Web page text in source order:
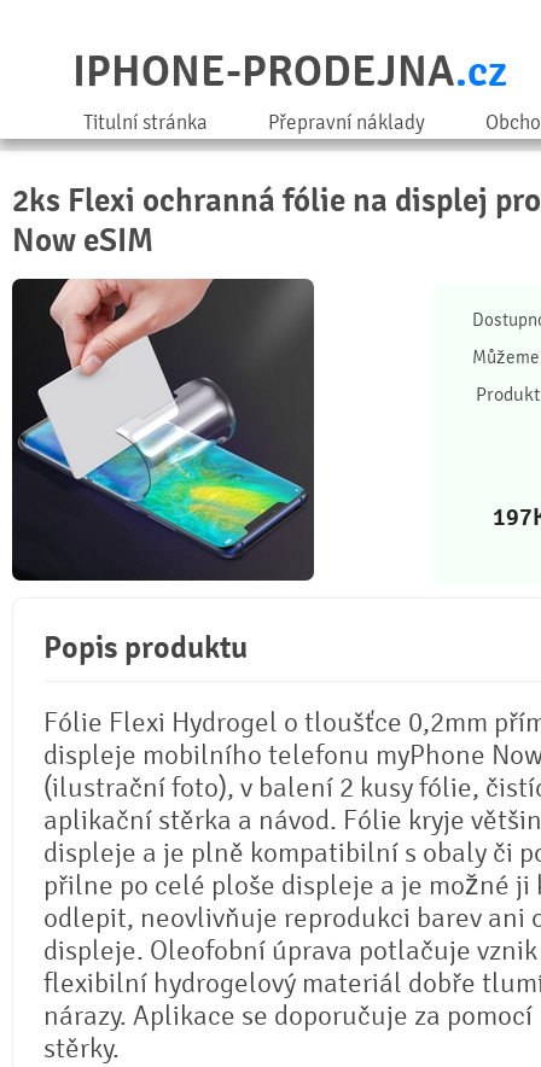
IPHONE-PRODEJNA.cz
Titulní stránka Přepravní náklady
2ks Flexi ochranná fólie na displej
Now eSIM
197
Popis produktu
Fólie Flexi Hydrogel o tloušťce 0,2mm
displeje mobilního telefonu myPhone
(ilustrační foto), v balení 2 kusy fólie,
aplikační stěrka a návod. Fólie kryje
displeje a je plně kompatibilní s obaly či
přilne po celé ploše displeje a je možné ji
odlepit, neovlivňuje reprodukci barev ani
displeje. Oleofobní úprava potlačuje
flexibilní hydrogelový materiál dobře
nárazy. Aplikace se doporučuje za
stěrky.